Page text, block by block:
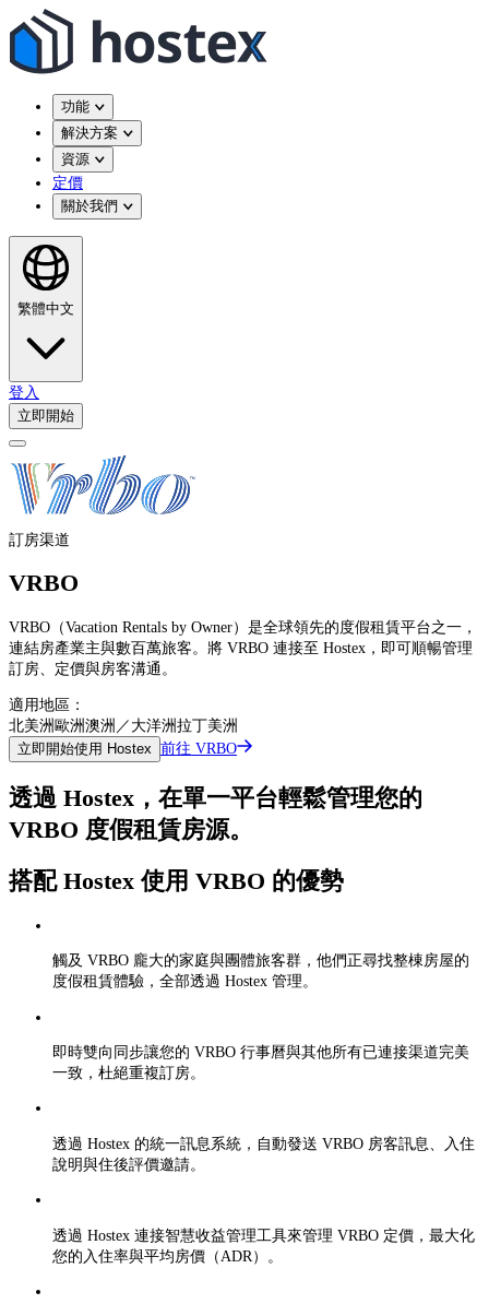
功能
解決方案
資源
定價
關於我們
繁體中文
登入
立即開始
訂房渠道
VRBO
VRBO（Vacation Rentals by Owner）是全球領先的度假租賃平台之一，
連結房產業主與數百萬旅客。將 VRBO 連接至 Hostex，即可順暢管理
訂房、定價與房客溝通。
適用地區：
北美洲歐洲澳洲／大洋洲拉丁美洲
立即開始使用 Hostex 前往 VRBO
透過 Hostex，在單一平台輕鬆管理您的
VRBO 度假租賃房源。
搭配 Hostex 使用 VRBO 的優勢
觸及 VRBO 龐大的家庭與團體旅客群，他們正尋找整棟房屋的
度假租賃體驗，全部透過 Hostex 管理。
即時雙向同步讓您的 VRBO 行事曆與其他所有已連接渠道完美
一致，杜絕重複訂房。
透過 Hostex 的統一訊息系統，自動發送 VRBO 房客訊息、入住
說明與住後評價邀請。
透過 Hostex 連接智慧收益管理工具來管理 VRBO 定價，最大化
您的入住率與平均房價（ADR）。